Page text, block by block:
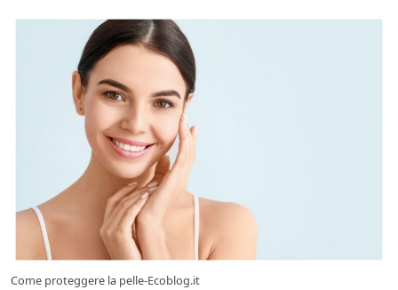
Come proteggere la pelle-Ecoblog.it